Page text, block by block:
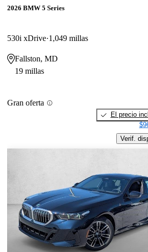
2026 BMW 5 Series
530i xDrive 1,049 millas
Fallston, MD
19 millas
Gran oferta
El precio
Verif.